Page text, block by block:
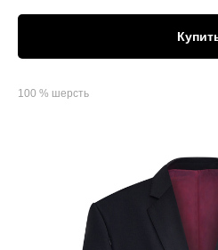
100 % шерсть